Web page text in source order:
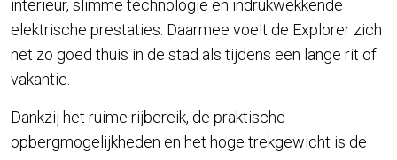
interieur, slimme technologie en indrukwekkende
elektrische prestaties. Daarmee voelt de Explorer zich
net zo goed thuis in de stad als tijdens een lange rit of
vakantie.
Dankzij het ruime rijbereik, de praktische
opbergmogelijkheden en het hoge trekgewicht is de